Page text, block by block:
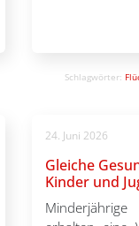
Schlagwörter:
24. Juni 2026
Gleiche
Kinder und